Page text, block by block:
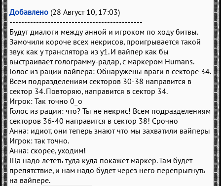
Добавлено (28 Август 10, 17:03)
---------------------------------------------
Будут диалоги между анной и игроком по ходу битвы.
Замочили короче всех некрисов, проигрывается такой
звук как у транслятора из у1. И вайпер как бы
выстраивает голограмму-радар, с маркером Humans.
Голос из рации вайпера: Обнаружены враги в секторе 34.
Всем подразделениям секторов 30-38 направится в
сектор 34. Повторяю, направится в сектор 34.
Игрок: Так точно 0_о
Голос из рации: что? Ты не некрис! Всем подразделениям
секторов 36-40 направится в сектор 38! Срочно
Анна: идиот, они теперь знают что мы захватили вайперы
Игрок: так точно.
Анна: скорее, уходим!
Ща надо лететь туда куда покажет маркер. Там будет
препятствие, и нам надо будет через него перепрыгнуть
на вайпере.